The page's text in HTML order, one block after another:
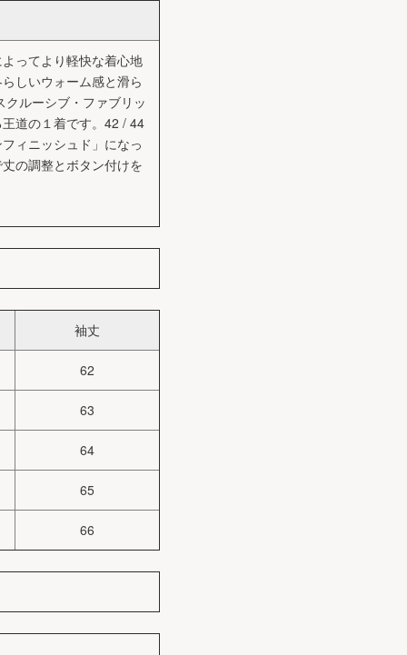
ってより軽快な着心地
しいウォーム感と滑ら
ルーシブ・ファブリッ
道の１着です。42 / 44
ィニッシュド」になっ
の調整とボタン付けを
袖丈
62
63
64
65
66